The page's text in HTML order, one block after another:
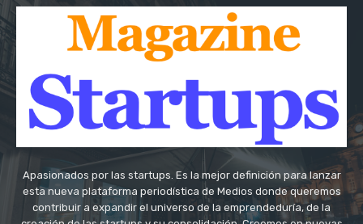
Apasionados por las startups. Es la mejor definición para lanzar
esta nueva plataforma periodística de Medios donde queremos
contribuir a expandir el universo de la emprendeduría, de la